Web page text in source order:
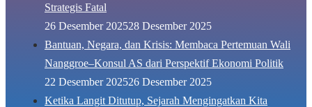
Strategis Fatal
26 Desember 202528 Desember 2025
Bantuan, Negara, dan Krisis: Membaca Pertemuan Wali
Nanggroe–Konsul AS dari Perspektif Ekonomi Politik
22 Desember 202526 Desember 2025
Ketika Langit Ditutup, Sejarah Mengingatkan Kita